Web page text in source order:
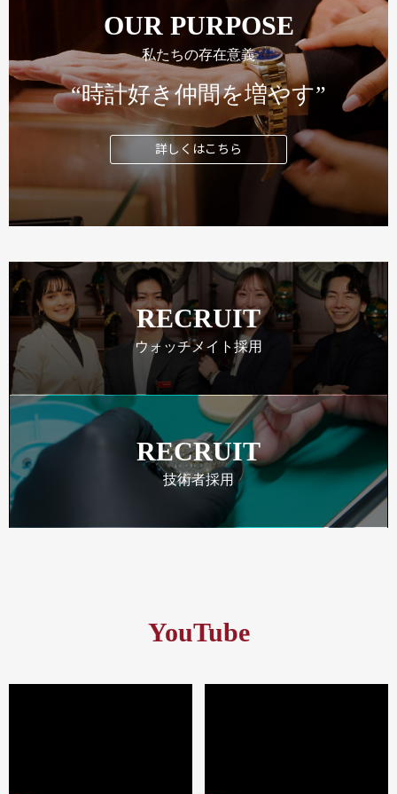
OUR PURPOSE
私たちの存在意義
“時計好き仲間を増やす”
詳しくはこちら
RECRUIT
ウォッチメイト採用
RECRUIT
技術者採用
YouTube